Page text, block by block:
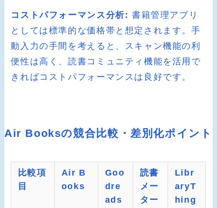
コストパフォーマンス分析: 書籍管理アプリ
としては標準的な価格帯と想定されます。手
動入力の手間を考えると、スキャン機能の利
便性は高く、読書コミュニティ機能を活用で
きればコストパフォーマンスは良好です。
Air Booksの競合比較・差別化ポイント
比較項
目
Air B
ooks
Goo
dre
ads
読書
メー
ター
Libr
aryT
hing